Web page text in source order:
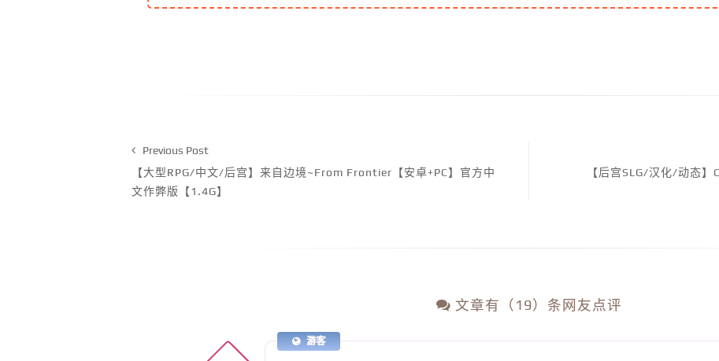
Previous Post
【大型RPG/中文/后宫】来自边境~From Frontier【安卓+PC】官方中
文作弊版【1.4G】
【后宫SLG/汉化/动态
文章有（19）条网友点评
游客